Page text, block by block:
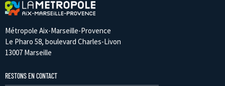
Métropole Aix-Marseille-Provence
Le Pharo 58, boulevard Charles-Livon
13007 Marseille
RESTONS EN CONTACT